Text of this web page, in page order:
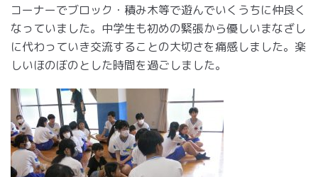
コーナーでブロック・積み木等で遊んでいくうちに仲良く
なっていました。中学生も初めの緊張から優しいまなざし
に代わっていき交流することの大切さを痛感しました。楽
しいほのぼのとした時間を過ごしました。